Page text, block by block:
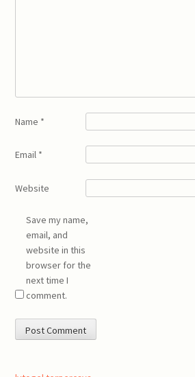
Name *
Email *
Website
Save my name,
email, and
website in this
browser for the
next time I
comment.